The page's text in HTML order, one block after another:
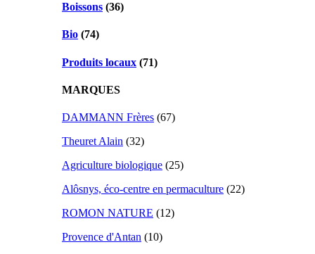
Boissons (36)
Bio (74)
Produits locaux (71)
MARQUES
DAMMANN Frères (67)
Theuret Alain (32)
Agriculture biologique (25)
Alôsnys, éco-centre en permaculture (22)
ROMON NATURE (12)
Provence d'Antan (10)